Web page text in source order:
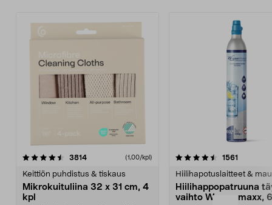
3814arvostelut (1,00/kpl)
Keittiön puhdistus & tiskaus
Mikrokuituliina 32 x 31 cm, 4
kpl
4.5viidestä
1561
Hiilihapotuslaitteet &
Hiilihappopatruuna
vaihto Wassermaxx,
4.5viidestä